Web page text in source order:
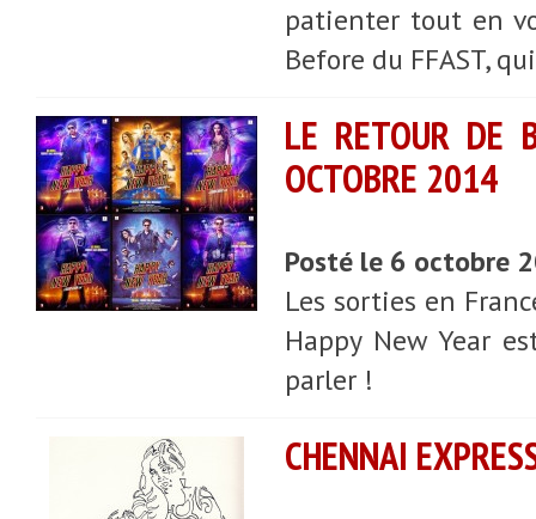
patienter tout en
Before du FFAST,
LE RETOUR DE
OCTOBRE 2014
Posté le 6 octobre
Les sorties en
Happy New Year
parler !
CHENNAI